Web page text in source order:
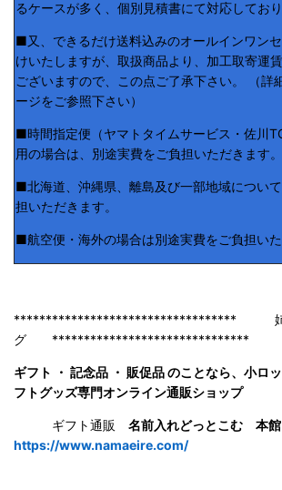
るケースが多く、個別見積書にて対応しており
■又、できるだけ送料込みのオールインワン
けいたしますが、取扱商品より、加工取寄運
ございますので、この点ご了承下さい。 （詳
ージをご参照下さい）
■時間指定便（ヤマトタイムサービス・佐川
用の場合は、別途実費をご負担いただきます。
■北海道、沖縄県、離島及び一部地域につい
担いただきます。
■航空便・海外の場合は別途実費をご負担いた
*********************************** 姉妹
グ *******************************
ギフト ・ 記念品 ・ 販促品 のことなら、小ロ
フトグッズ専門オンライン通販ショップ
ギフト通販 名前入れどっとこむ 本
https://www.namaeire.com/